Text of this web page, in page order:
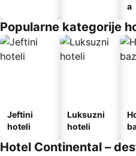
a
Popularne kategorije
Jeftini
hoteli
Luksuzni
hoteli
Hotel Continental –